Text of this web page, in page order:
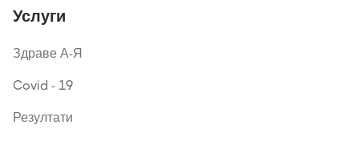
Услуги
Здраве А-Я
Covid - 19
Резултати